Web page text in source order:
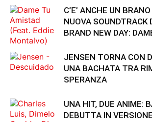
C’E’ ANCHE UN
NUOVA SOUNDTRACK
BRAND NEW DAY:
JENSEN TORNA CON
UNA BACHATA TRA
SPERANZA
UNA HIT, DUE ANIME:
DEBUTTA IN